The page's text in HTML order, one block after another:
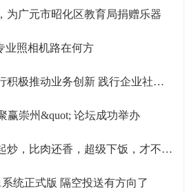
为广元市昭化区教育局捐赠乐器
业照相机路在何方
极推动业务创新 践行企业社会责任
赢崇州&quot; 论坛成功举办
肉还香，超级下饭，才不到一块钱一斤！
系统正式版 隔空投送有方向了